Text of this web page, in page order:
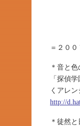
＝２０
＊音と
「探偵
くアレ
http://
＊徒然